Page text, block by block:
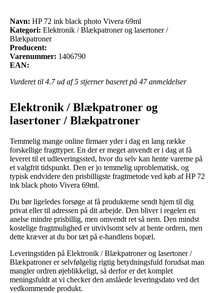
Navn: HP 72 ink black photo Vivera 69ml
Kategori: Elektronik / Blækpatroner og lasertoner /
Blækpatroner
Producent:
Varenummer: 1406790
EAN:
Vurderet til 4.7ud af 5 stjerner baseret på 47anmeldelser
Elektronik / Blækpatroner og
lasertoner / Blækpatroner
Temmelig mange online firmaer yder i dag en lang række
forskellige fragttyper. En der er meget anvendt er i dag at få
leveret til et udleveringssted, hvor du selv kan hente varerne på
et valgfrit tidspunkt. Den er jo temmelig uproblematisk, og
typisk endvidere den prisbilligste fragtmetode ved køb af HP 72
ink black photo Vivera 69ml.
Du bør ligeledes forsøge at få produkterne sendt hjem til dig
privat eller til adressen på dit arbejde. Den bliver i regelen en
anelse mindre prisbillig, men omvendt ret så nem. Den mindst
kostelige fragtmulighed er utvivlsomt selv at hente ordren, men
dette kræver at du bor tæt på e-handlens bopæl.
Leveringstiden på Elektronik / Blækpatroner og lasertoner /
Blækpatroner er selvfølgelig rigtig betydningsfuld forudsat man
mangler ordren øjeblikkeligt, så derfor er det komplet
meningsfuldt at vi checker den anslåede leveringsdato ved det
vedkommende produkt.